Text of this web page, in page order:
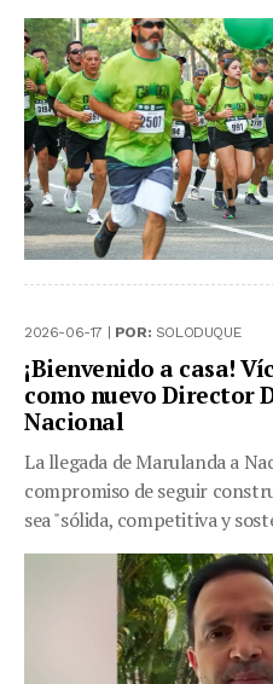
2026-06-17 | POR: SOLODUQUE
¡Bienvenido a casa!
como nuevo Director
Nacional
La llegada de Marulanda a
compromiso de seguir
sea "sólida, competitiva y